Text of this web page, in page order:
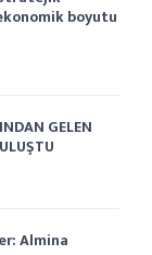
boyutu
GELEN
Almina